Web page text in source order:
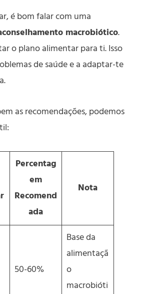
é bom falar com uma
macrobiótico.
o plano alimentar para ti. Isso
de saúde e a adaptar-te
as recomendações, podemos
Percentag
em
Recomend
ada
Nota
50-60%
Base da
alimentaçã
o
macrobióti